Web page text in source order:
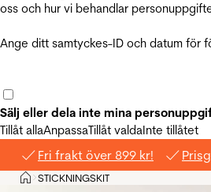
oss och hur vi behandlar
Ange ditt samtyckes-ID och datum för
Sälj eller dela inte mina
Tillåt allaAnpassaTillåt valdaInte tillåtet
Fri frakt över 899 kr!
Hem
>STICKNINGSKIT